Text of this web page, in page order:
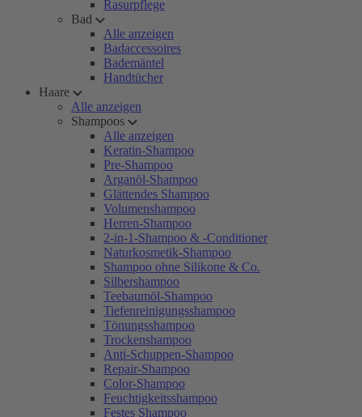
Rasurpflege
Bad
Alle anzeigen
Badaccessoires
Bademäntel
Handtücher
Haare
Alle anzeigen
Shampoos
Alle anzeigen
Keratin-Shampoo
Pre-Shampoo
Arganöl-Shampoo
Glättendes Shampoo
Volumenshampoo
Herren-Shampoo
2-in-1-Shampoo & -Conditioner
Naturkosmetik-Shampoo
Shampoo ohne Silikone & Co.
Silbershampoo
Teebaumöl-Shampoo
Tiefenreinigungsshampoo
Tönungsshampoo
Trockenshampoo
Anti-Schuppen-Shampoo
Repair-Shampoo
Color-Shampoo
Feuchtigkeitsshampoo
Festes Shampoo